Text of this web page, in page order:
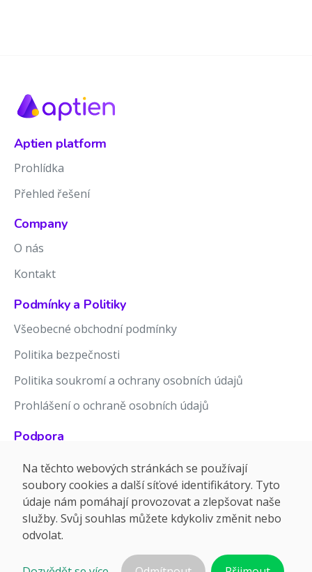
Aptien platform
Prohlídka
Přehled řešení
Company
O nás
Kontakt
Podmínky a Politiky
Všeobecné obchodní podmínky
Politika bezpečnosti
Politika soukromí a ochrany osobních údajů
Prohlášení o ochraně osobních údajů
Podpora
Znalostní báze
Release notes
Na těchto webových stránkách se používají
soubory cookies a další síťové identifikátory. Tyto
údaje nám pomáhají provozovat a zlepšovat naše
služby. Svůj souhlas můžete kdykoliv změnit nebo
odvolat.